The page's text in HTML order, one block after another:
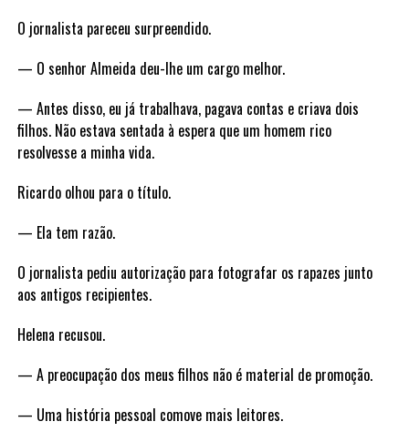
O jornalista pareceu surpreendido.
— O senhor Almeida deu-lhe um cargo melhor.
— Antes disso, eu já trabalhava, pagava contas e criava dois
filhos. Não estava sentada à espera que um homem rico
resolvesse a minha vida.
Ricardo olhou para o título.
— Ela tem razão.
O jornalista pediu autorização para fotografar os rapazes junto
aos antigos recipientes.
Helena recusou.
— A preocupação dos meus filhos não é material de promoção.
— Uma história pessoal comove mais leitores.